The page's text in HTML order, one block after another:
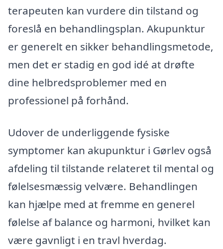
terapeuten kan vurdere din tilstand og
foreslå en behandlingsplan. Akupunktur
er generelt en sikker behandlingsmetode,
men det er stadig en god idé at drøfte
dine helbredsproblemer med en
professionel på forhånd.
Udover de underliggende fysiske
symptomer kan akupunktur i Gørlev også
afdeling til tilstande relateret til mental og
følelsesmæssig velvære. Behandlingen
kan hjælpe med at fremme en generel
følelse af balance og harmoni, hvilket kan
være gavnligt i en travl hverdag.